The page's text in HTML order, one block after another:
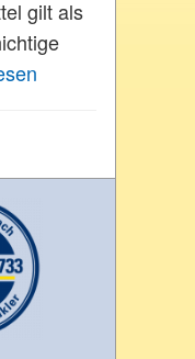
gilt als